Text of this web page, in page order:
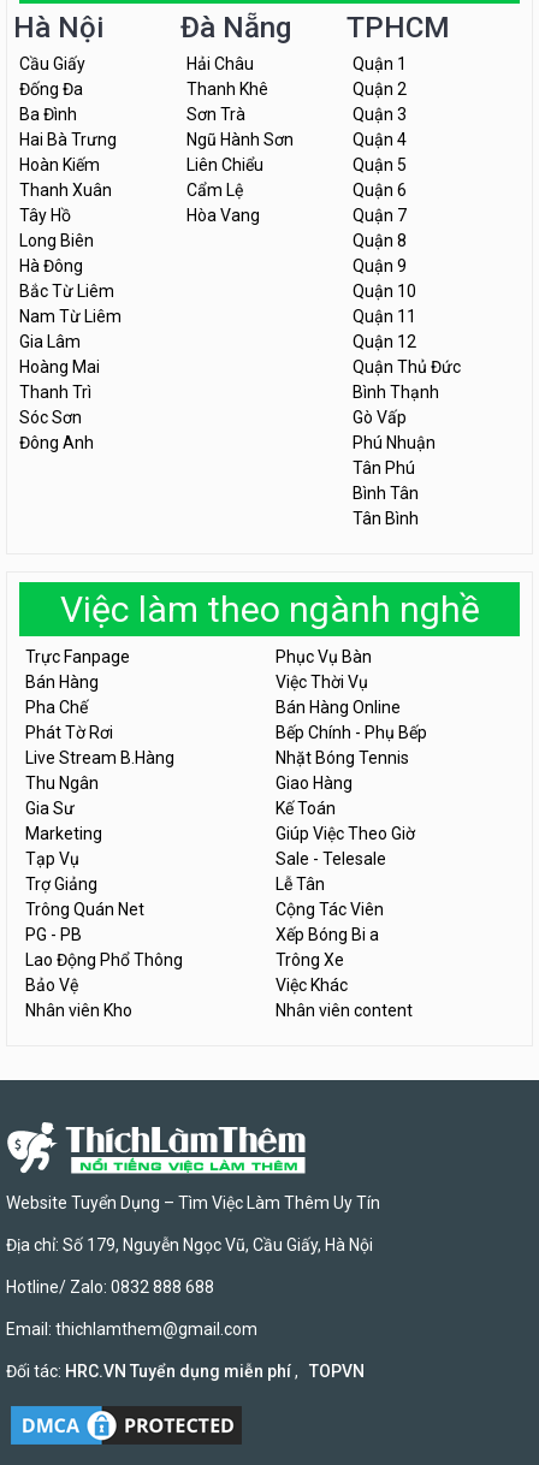
Hà Nội
Cầu Giấy
Đống Đa
Ba Đình
Hai Bà Trưng
Hoàn Kiếm
Thanh Xuân
Tây Hồ
Long Biên
Hà Đông
Bắc Từ Liêm
Nam Từ Liêm
Gia Lâm
Hoàng Mai
Thanh Trì
Sóc Sơn
Đông Anh
Đà Nẵng
Hải Châu
Thanh Khê
Sơn Trà
Ngũ Hành Sơn
Liên Chiểu
Cẩm Lệ
Hòa Vang
TPHCM
Quận 1
Quận 2
Quận 3
Quận 4
Quận 5
Quận 6
Quận 7
Quận 8
Quận 9
Quận 10
Quận 11
Quận 12
Quận Thủ Đức
Bình Thạnh
Gò Vấp
Phú Nhuận
Tân Phú
Bình Tân
Tân Bình
Việc làm theo ngành nghề
Trực Fanpage
Phục Vụ Bàn
Bán Hàng
Việc Thời Vụ
Pha Chế
Bán Hàng Online
Phát Tờ Rơi
Bếp Chính - Phụ Bếp
Live Stream B.Hàng
Nhặt Bóng Tennis
Thu Ngân
Giao Hàng
Gia Sư
Kế Toán
Marketing
Giúp Việc Theo Giờ
Tạp Vụ
Sale - Telesale
Trợ Giảng
Lễ Tân
Trông Quán Net
Cộng Tác Viên
PG - PB
Xếp Bóng Bi a
Lao Động Phổ Thông
Trông Xe
Bảo Vệ
Việc Khác
Nhân viên Kho
Nhân viên content
Website Tuyển Dụng – Tìm Việc Làm Thêm Uy Tín
Địa chỉ: Số 179, Nguyễn Ngọc Vũ, Cầu Giấy, Hà Nội
Hotline/ Zalo: 0832 888 688
Email: thichlamthem@gmail.com
Đối tác: HRC.VN Tuyển dụng miễn phí, TOPVN